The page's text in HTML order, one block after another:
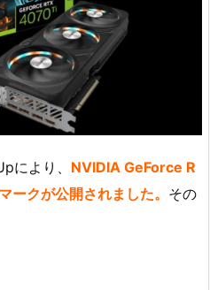
により、 NVIDIA GeForce R
クが公開されました。 その